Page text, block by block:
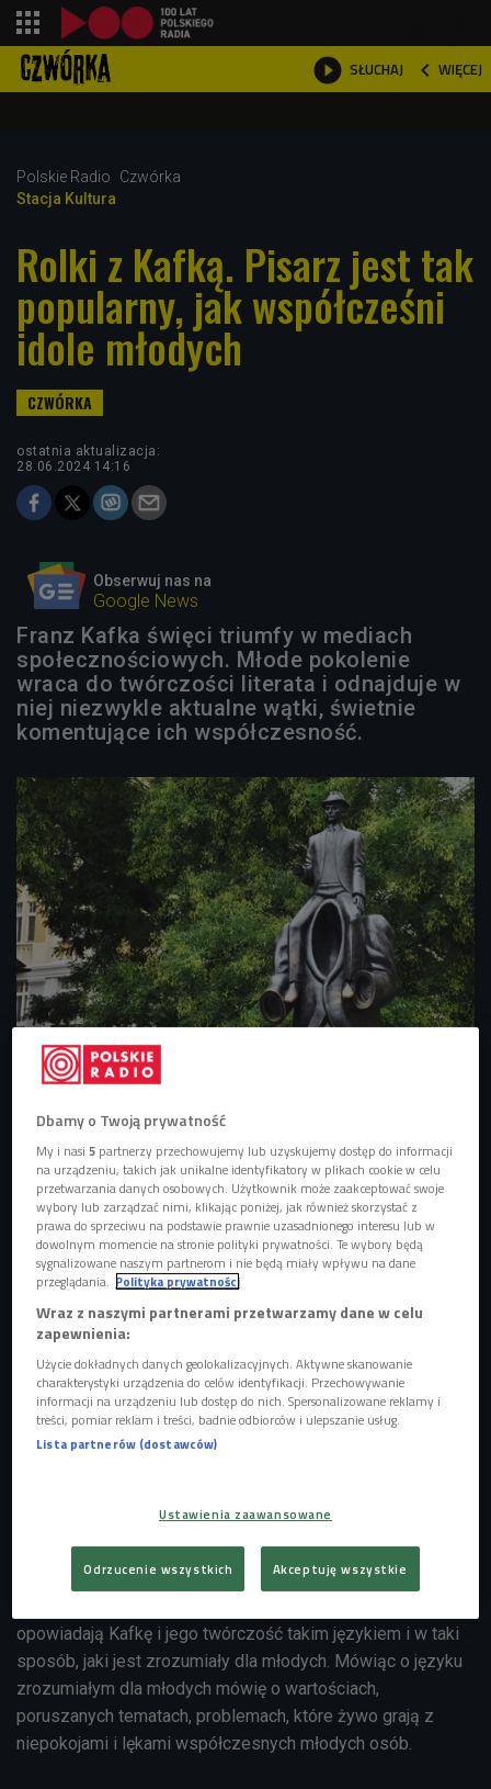
 SŁUCHAJ  WIĘCEJ

Polskie Radio
Czwórka
Stacja Kultura
Rolki z Kafką. Pisarz jest tak
popularny, jak współcześni
idole młodych
ostatnia aktualizacja:
28.06.2024 14:16
Obserwuj nas na
Google News
Franz Kafka święci triumfy w mediach
społecznościowych. Młode pokolenie
wraca do twórczości literata i odnajduje w
niej niezwykle aktualne wątki, świetnie
komentujące ich współczesność.
Pomnik Franza Kafki w Pradze
popularna w mediach społecznościowych.
Social media pełne są postów i rolek na temat jego
twórczości, ale też biografii.
Młodzi szczególnie cenią "Przemianę", w której
odnajdują komentarze do otaczającego ich świata.
W ostatnim czasie twórczość, ale i biografia Franza Kafki,
niemieckojęzycznego pisarza pochodzenia żydowskiego,
przez całe życie związanego z Pragą, jest bardzo
popularna w mediach społecznościowych. Powstają rolki,
recenzje, opowieści o jego pisarstwie i życiu.
- W tym chodzi o to, jak ten Kafka jest opowiadamy. Dziś
jest go sporo w social mediach - przyznaje Karol Jachymek,
kulturoznawca z Uniwersytetu SWPS. - Jest mnóstwo
opowiadają Kafkę i jego twórczość takim językiem i w taki
sposób, jaki jest zrozumiały dla młodych. Mówiąc o języku
zrozumiałym dla młodych mówię o wartościach,
poruszanych tematach, problemach, które żywo grają z
niepokojami i lękami współczesnych młodych osób.
Dbamy o Twoją prywatność
My i nasi5 partnerzy przechowujemy lub uzyskujemy dostęp do informacji
na urządzeniu, takich jak unikalne identyfikatory w plikach cookie w celu
przetwarzania danych osobowych. Użytkownik może zaakceptować swoje
wybory lub zarządzać nimi, klikając poniżej, jak również skorzystać z
prawa do sprzeciwu na podstawie prawnie uzasadnionego interesu lub w
dowolnym momencie na stronie polityki prywatności. Te wybory będą
sygnalizowane naszym partnerom i nie będą miały wpływu na dane
przeglądania. Polityka prywatności
Wraz z naszymi partnerami przetwarzamy dane w celu
zapewnienia:
Użycie dokładnych danych geolokalizacyjnych. Aktywne skanowanie
charakterystyki urządzenia do celów identyfikacji. Przechowywanie
informacji na urządzeniu lub dostęp do nich. Spersonalizowane reklamy i
treści, pomiar reklam i treści, badnie odbiorców i ulepszanie usług.
Lista partnerów (dostawców)
Ustawienia zaawansowane
Odrzucenie wszystkich Akceptuję wszystkie